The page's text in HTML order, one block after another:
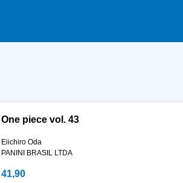
One piece vol. 43
Eiichiro Oda
PANINI BRASIL LTDA
41,90